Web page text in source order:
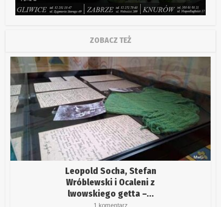
ZOBACZ TEŻ
Leopold Socha, Stefan
Wróblewski i Ocaleni z
lwowskiego getta –...